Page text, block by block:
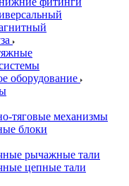
оборудование
тяговые механизмы
блоки
рычажные тали
цепные тали